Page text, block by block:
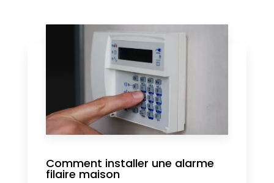
Comment installer une alarme
filaire maison